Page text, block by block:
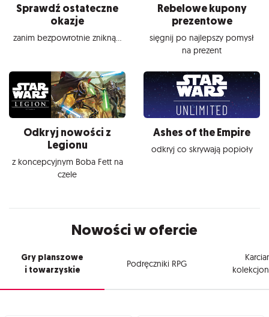
Sprawdź ostateczne
okazje
zanim bezpowrotnie znikną...
Rebelowe kupony
prezentowe
sięgnij po najlepszy pomysł
na prezent
Odkryj nowości z
Legionu
z koncepcyjnym Boba Fett na
czele
Ashes of the Empire
odkryj co skrywają popioły
Nowości w ofercie
Gry planszowe
i towarzyskie
Podręczniki RPG